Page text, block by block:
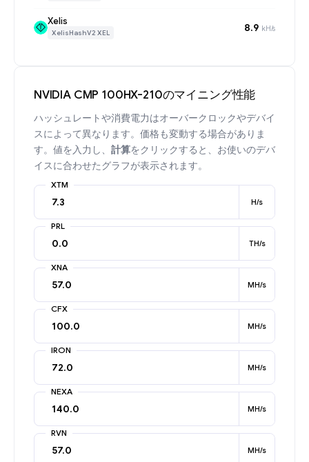
Xelis
XelisHashV2 XEL 8.9 kH/s
NVIDIA CMP 100HX-210のマイニング性能
ハッシュレートや消費電力はオーバークロックやデバイ
スによって異なります。価格も変動する場合がありま
す。値を入力し、 計算をクリックすると、お使いのデバ
イスに合わせたグラフが表示されます。
XTM
H/s
PRL
TH/s
XNA
MH/s
CFX
MH/s
IRON
MH/s
NEXA
MH/s
RVN
MH/s